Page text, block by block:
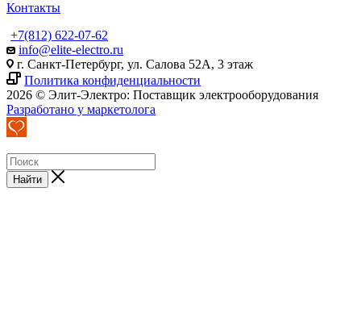
Контакты
+7(812) 622-07-62
info@elite-electro.ru
г. Санкт-Петербург, ул. Салова 52А, 3 этаж
Политика конфиденциальности
2026 © Элит-Электро: Поставщик электрооборудования
Разработано у маркетолога
Найти